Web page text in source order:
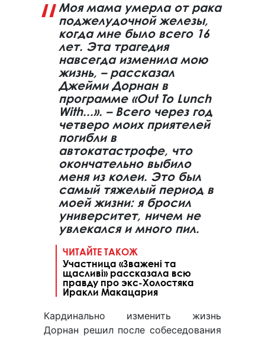
Моя мама умерла от рака
поджелудочной железы,
когда мне было всего 16
лет. Эта трагедия
навсегда изменила мою
жизнь, – рассказал
Джейми Дорнан в
программе «Out To Lunch
With...». – Всего через год
четверо моих приятелей
погибли в
автокатастрофе, что
окончательно выбило
меня из колеи. Это был
самый тяжелый период в
моей жизни: я бросил
университет, ничем не
увлекался и много пил.
ЧИТАЙТЕ ТАКОЖ
Участница «Зважені та
щасливі» рассказала всю
правду про экс-Холостяка
Иракли Макацария
Кардинально изменить жизнь
Дорнан решил после собеседования